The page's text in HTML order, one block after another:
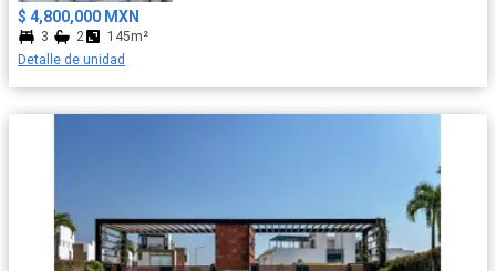
$ 4,800,000 MXN
3 2
145m²
Detalle de unidad